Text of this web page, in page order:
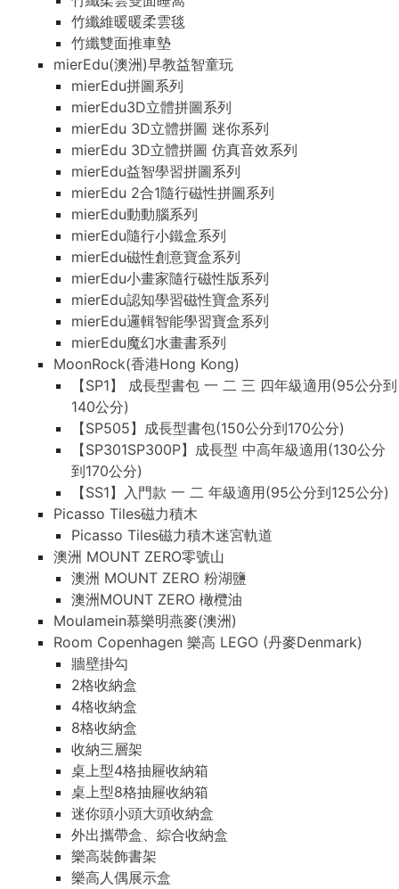
竹纖維暖暖柔雲毯
竹纖雙面推車墊
mierEdu(澳洲)早教益智童玩
mierEdu拼圖系列
mierEdu3D立體拼圖系列
mierEdu 3D立體拼圖 迷你系列
mierEdu 3D立體拼圖 仿真音效系列
mierEdu益智學習拼圖系列
mierEdu 2合1隨行磁性拼圖系列
mierEdu動動腦系列
mierEdu隨行小鐵盒系列
mierEdu磁性創意寶盒系列
mierEdu小畫家隨行磁性版系列
mierEdu認知學習磁性寶盒系列
mierEdu邏輯智能學習寶盒系列
mierEdu魔幻水畫書系列
MoonRock(香港Hong Kong)
【SP1】 成長型書包 一 二 三 四年級適用(95公分到
140公分)
【SP505】成長型書包(150公分到170公分)
【SP301SP300P】成長型 中高年級適用(130公分
到170公分)
【SS1】入門款 一 二 年級適用(95公分到125公分)
Picasso Tiles磁力積木
Picasso Tiles磁力積木迷宮軌道
澳洲 MOUNT ZERO零號山
澳洲 MOUNT ZERO 粉湖鹽
澳洲MOUNT ZERO 橄欖油
Moulamein慕樂明燕麥(澳洲)
Room Copenhagen 樂高 LEGO (丹麥Denmark)
牆壁掛勾
2格收納盒
4格收納盒
8格收納盒
收納三層架
桌上型4格抽屜收納箱
桌上型8格抽屜收納箱
迷你頭小頭大頭收納盒
外出攜帶盒、綜合收納盒
樂高裝飾書架
樂高人偶展示盒